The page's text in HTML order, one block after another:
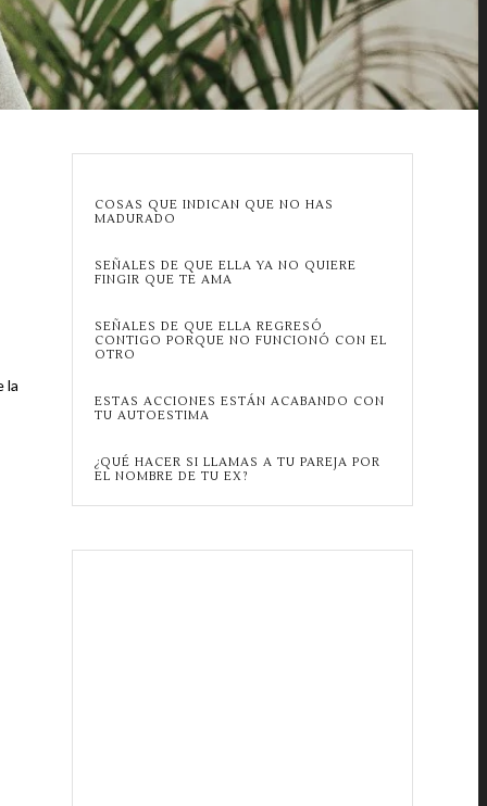
la
COSAS QUE INDICAN QUE NO HAS
MADURADO
SEÑALES DE QUE ELLA YA NO QUIERE
FINGIR QUE TE AMA
SEÑALES DE QUE ELLA REGRESÓ
CONTIGO PORQUE NO FUNCIONÓ CON EL
OTRO
ESTAS ACCIONES ESTÁN ACABANDO CON
TU AUTOESTIMA
¿QUÉ HACER SI LLAMAS A TU PAREJA POR
EL NOMBRE DE TU EX?